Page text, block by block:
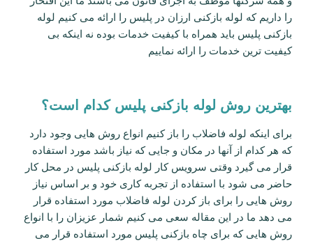
را داریم که لوله بازکنی ارزان در پلیس را ارائه می کنیم لوله
بازکنی پلیس باید همراه با کیفیت خدمات بوده نه اینکه بی
کیفیت ترین خدمات را ارائه نماییم
بهترین روش لوله بازکنی پلیس کدام است؟
برای اینکه لوله فاضلاب را باز کنیم انواع روش هایی وجود دارد
که هر کدام از آنها در مکان و جایی که نیاز باشد مورد استفاده
قرار می گیرد وقتی سرویس کار لوله بازکنی پلیس در محل کار
حاضر می شود با استفاده از تجربه کاری خود و بر اساس نیاز
روش هایی را برای باز کردن لوله فاضلاب مورد استفاده قرار
می دهد ما در این مقاله سعی می کنیم شمار عزیزان را با انواع
روش هایی که برای چاه بازکنی پلیس مورد استفاده قرار می